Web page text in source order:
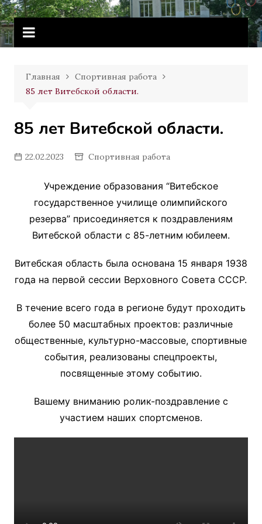
Перейти
к
содержимому
Витебское государственное
училище олимпийского резерва
Главная
Спортивная работа
85 лет Витебской области.
85 лет Витебской области.
22.02.2023 Спортивная работа
Учреждение образования “Витебское
государственное училище олимпийского
резерва” присоединяется к поздравлениям
Витебской области с 85-летним юбилеем.
Витебская область была основана 15 января 1938
года на первой сессии Верховного Совета СССР.
В течение всего года в регионе будут проходить
более 50 масштабных проектов: различные
общественные, культурно-массовые, спортивные
события, реализованы спецпроекты,
посвященные этому событию.
Вашему вниманию ролик-поздравление с
участием наших спортсменов.